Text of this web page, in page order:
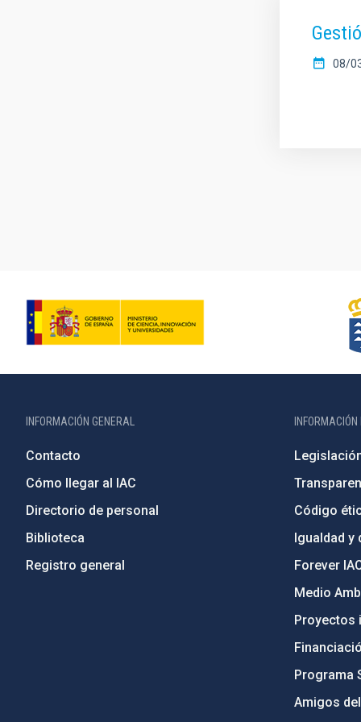
08/
INFORMACIÓN GENERAL
Contacto
Cómo llegar al IAC
Directorio de personal
Biblioteca
Registro general
INFORMACIÓN
Código
Igualdad y
Forever
Medio
Proyectos
Programa
Amigos